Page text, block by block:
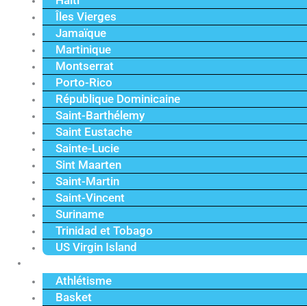
Îles Vierges
Jamaïque
Martinique
Montserrat
Porto-Rico
République Dominicaine
Saint-Barthélemy
Saint Eustache
Sainte-Lucie
Sint Maarten
Saint-Martin
Saint-Vincent
Suriname
Trinidad et Tobago
US Virgin Island
Athlétisme
Basket